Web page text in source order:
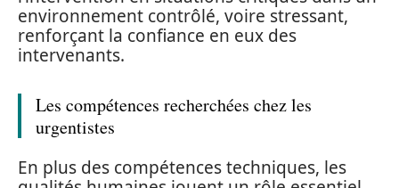
environnement contrôlé, voire stressant,
renforçant la confiance en eux des
intervenants.
Les compétences recherchées chez les
urgentistes
En plus des compétences techniques, les